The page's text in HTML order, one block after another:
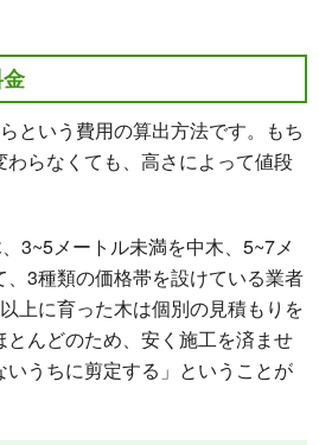
という費用の算出方法です。もち
らなくても、高さによって値段
3~5メートル未満を中木、5~7メ
3種類の価格帯を設けている業者
上に育った木は個別の見積もりを
んどのため、安く施工を済ませ
うちに剪定する」ということが